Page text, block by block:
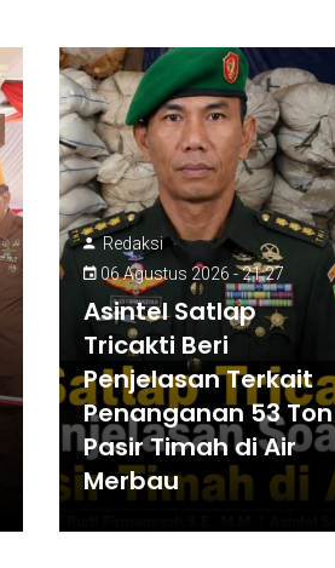
Redaksi
06 Agustus 2026 - 21:27
Asintel Satlap
Tricakti Beri
Penjelasan Terkait
Penanganan 53 Ton
Pasir Timah di Air
Merbau